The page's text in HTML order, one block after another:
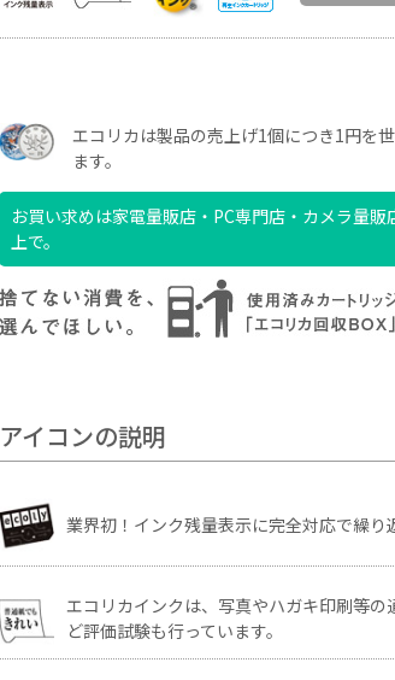
エコリカは製品の売上げ1個につき1円を
ます。
お買い求めは家電量販店・PC専門店・カメラ量
上で。
アイコンの説明
業界初！インク残量表示に完全対応で繰り
エコリカインクは、写真やハガキ印刷等
ど評価試験も行っています。